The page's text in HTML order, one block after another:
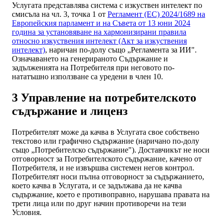
Услугата представлява система с изкуствен интелект по
смисъла на чл. 3, точка 1 от Регламент (ЕС) 2024/1689 на
Европейския парламент и на Съвета от 13 юни 2024
година за установяване на хармонизирани правила
относно изкуствения интелект (Акт за изкуствения
интелект), наричан по-долу също „Регламента за ИИ".
Означаването на генерираното Съдържание и
задълженията на Потребителя при неговото по-
нататъшно използване са уредени в член 10.
3 Управление на потребителското
съдържание и лиценз
Потребителят може да качва в Услугата свое собствено
текстово или графично съдържание (наричано по-долу
също „Потребителско съдържание"). Доставчикът не носи
отговорност за Потребителското съдържание, качено от
Потребителя, и не извършва системен негов контрол.
Потребителят носи пълна отговорност за съдържанието,
което качва в Услугата, и се задължава да не качва
съдържание, което е противоправно, нарушава правата на
трети лица или по друг начин противоречи на тези
Условия.